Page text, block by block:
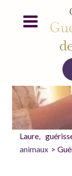
Laure,
animaux >